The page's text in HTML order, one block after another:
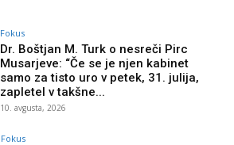
Fokus
Dr. Boštjan M. Turk o nesreči Pirc
Musarjeve: “Če se je njen kabinet
samo za tisto uro v petek, 31. julija,
zapletel v takšne...
10. avgusta, 2026
Fokus